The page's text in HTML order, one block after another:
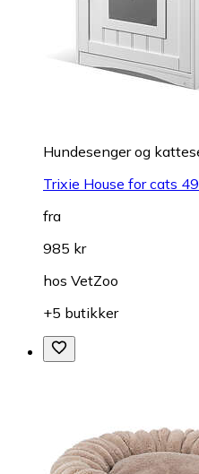
Hundesenger og
Trixie House for cats
fra
985 kr
hos VetZoo
+5 butikker